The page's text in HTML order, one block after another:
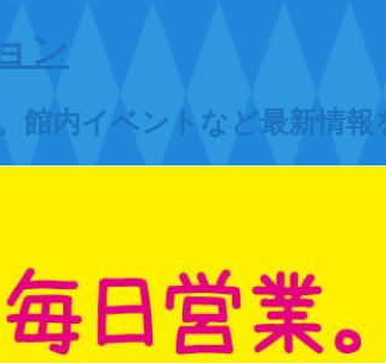
ン
館内イベントなど最新情報